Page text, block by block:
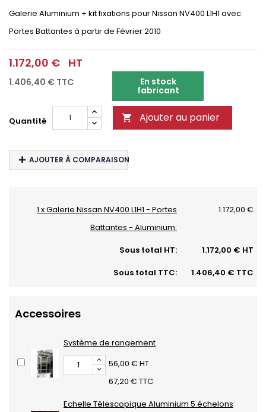
Galerie Aluminium + kit fixations pour Nissan NV400 L1H1 avec
Portes Battantes à partir de Février 2010
1.172,00 € HT
1.406,40 € TTC En stock
fabricant
Quantité  Ajouter au panier
AJOUTER À COMPARAISON
1 x Galerie Nissan NV400 L1H1 - Portes
Battantes - Aluminium:
1.172,00 €
Sous total HT:
1.172,00 € HT
Sous total TTC:
1.406,40 € TTC
Accessoires
Système de rangement
56,00 € HT
67,20 € TTC
Echelle Télescopique Aluminium 5 échelons